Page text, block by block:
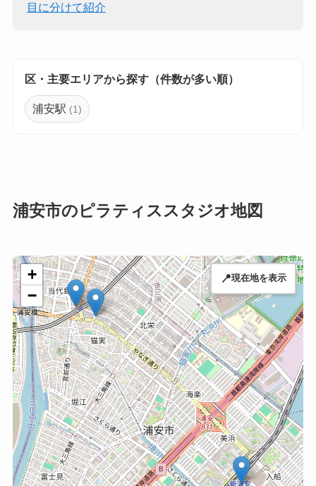
目に分けて紹介
区・主要エリアから探す（件数が多い順）
浦安駅 (1)
浦安市のピラティススタジオ地図
+
−
📍現在地を表示